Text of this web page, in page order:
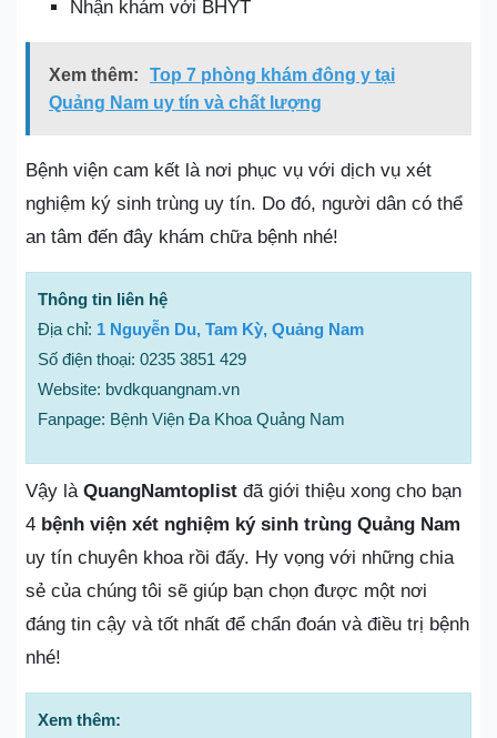
Nhận khám với BHYT
Xem thêm:
Top 7 phòng khám đông y tại
Quảng Nam uy tín và chất lượng
Bệnh viện cam kết là nơi phục vụ với dịch vụ xét
nghiệm ký sinh trùng uy tín. Do đó, người dân có thể
an tâm đến đây khám chữa bệnh nhé!
Thông tin liên hệ
Địa chỉ: 1 Nguyễn Du, Tam Kỳ, Quảng Nam
Số điện thoại: 0235 3851 429
Website: bvdkquangnam.vn
Fanpage: Bệnh Viện Đa Khoa Quảng Nam
Vậy là QuangNamtoplist đã giới thiệu xong cho bạn
4 bệnh viện xét nghiệm ký sinh trùng Quảng Nam
uy tín chuyên khoa rồi đấy. Hy vọng với những chia
sẻ của chúng tôi sẽ giúp bạn chọn được một nơi
đáng tin cậy và tốt nhất để chẩn đoán và điều trị bệnh
nhé!
Xem thêm: